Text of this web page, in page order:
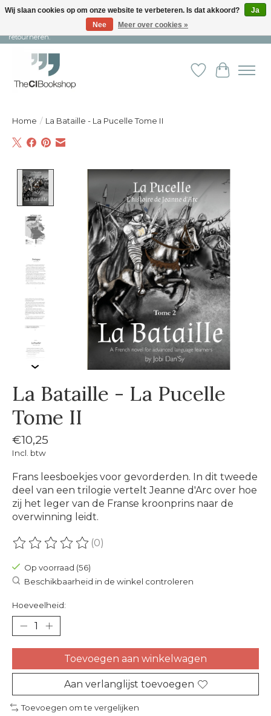
Snelle levering en persoonlijke service ︱ Niet goed? Geld terug! ︱ Gratis
retourneren.
Verlanglijst
Home / La Bataille - La Pucelle Tome II
Product image slideshow Items
La Bataille - La Pucelle
Tome II
€10,25
Incl. btw
Frans leesboekjes voor gevorderden. In dit tweede
deel van een trilogie vertelt Jeanne d'Arc over hoe
zij het leger van de Franse kroonprins naar de
overwinning leidt.
De beoordeling van dit product is
(0)
Op voorraad (56)
Beschikbaarheid in de winkel controleren
Hoeveelheid:
Toevoegen aan winkelwagen
Aan verlanglijst toevoegen
Toevoegen om te vergelijken
Wij slaan cookies op om onze website te verbeteren. Is dat akkoord?
Ja
Nee
Meer over cookies »